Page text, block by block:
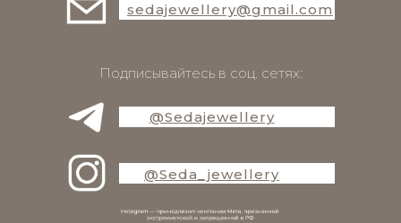
sedajewellery@gmail.com
@Sedajewellery
@Seda_jewellery
Подписывайтесь в соц. сетях: